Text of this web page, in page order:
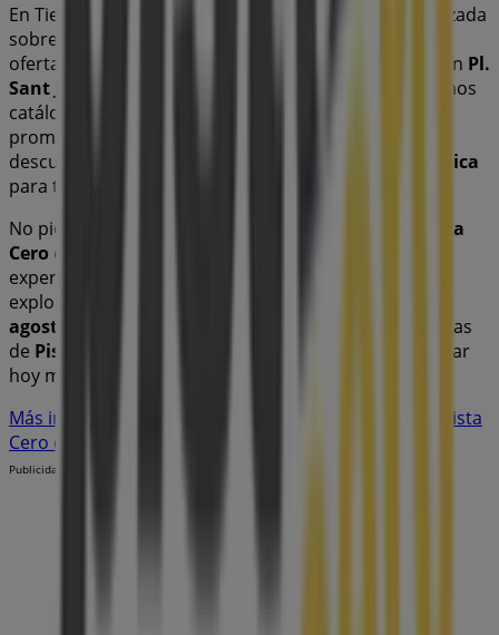
En Tiendeo te ofrecemos toda la información actualizada
sobre
ofertas exclusivas y la ubicación exacta de la tienda en Pl.
Sant Joan, 23 4A
. Además, tendrás acceso a los últimos
catálogos de
promociones más recientes y aprovechar grandes
descuentos en productos de
Informática y Electrónica
para tus compras en
No pierdas la oportunidad de visitar la tienda de
Pista
Cero en
experiencia de compra completa. Te invitamos a
explorar las promociones que tenemos para ti este
agosto
y mantenerte informado de las mejores ofertas
de Pista Cero
. ¡Visítanos y empieza a ahorrar
hoy mismo!
Más información de Pista Cero
Ver otras tiendas de Pista
Cero en Lleida
Publicidad